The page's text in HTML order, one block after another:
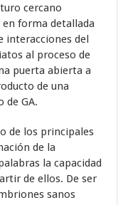
cercano
en forma detallada
interacciones del
al proceso de
puerta abierta a
de una
de GA.
de los principales
de la
la capacidad
de ellos. De ser
sanos